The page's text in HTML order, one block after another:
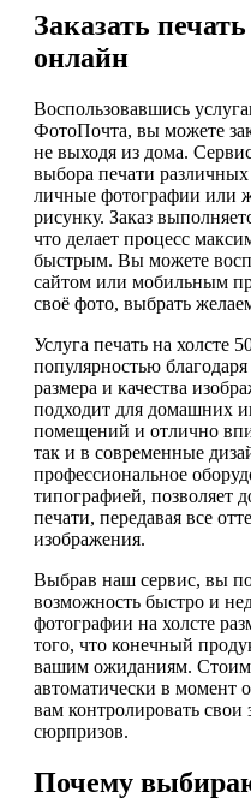
Заказать
онлайн
Воспользовавшись
ФотоПочта, вы можете
не выходя из дома.
выбора печати
личные фотографии или
рисунку. Заказ
что делает процесс
быстрым. Вы можете
сайтом или мобильным
своё фото, выбрать
Услуга печать на холсте
популярностью
размера и качества
подходит для домашних
помещений и отлично
так и в современные
профессиональное
типографией, позволяет
печати, передавая все
изображения.
Выбрав наш сервис, вы
возможность быстро и
фотографии на холсте
того, что конечный
вашим ожиданиям.
автоматически в момент
вам контролировать
сюрпризов.
Почему